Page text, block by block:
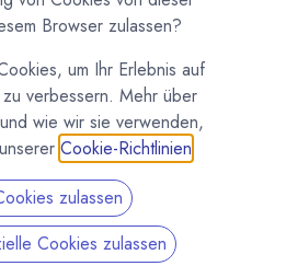
24+24mm
Browser zulassen?
um Ihr Erlebnis auf
verbessern. Mehr über
wie wir sie verwenden,
Cookie-Richtlinien
zulassen
Cookies zulassen